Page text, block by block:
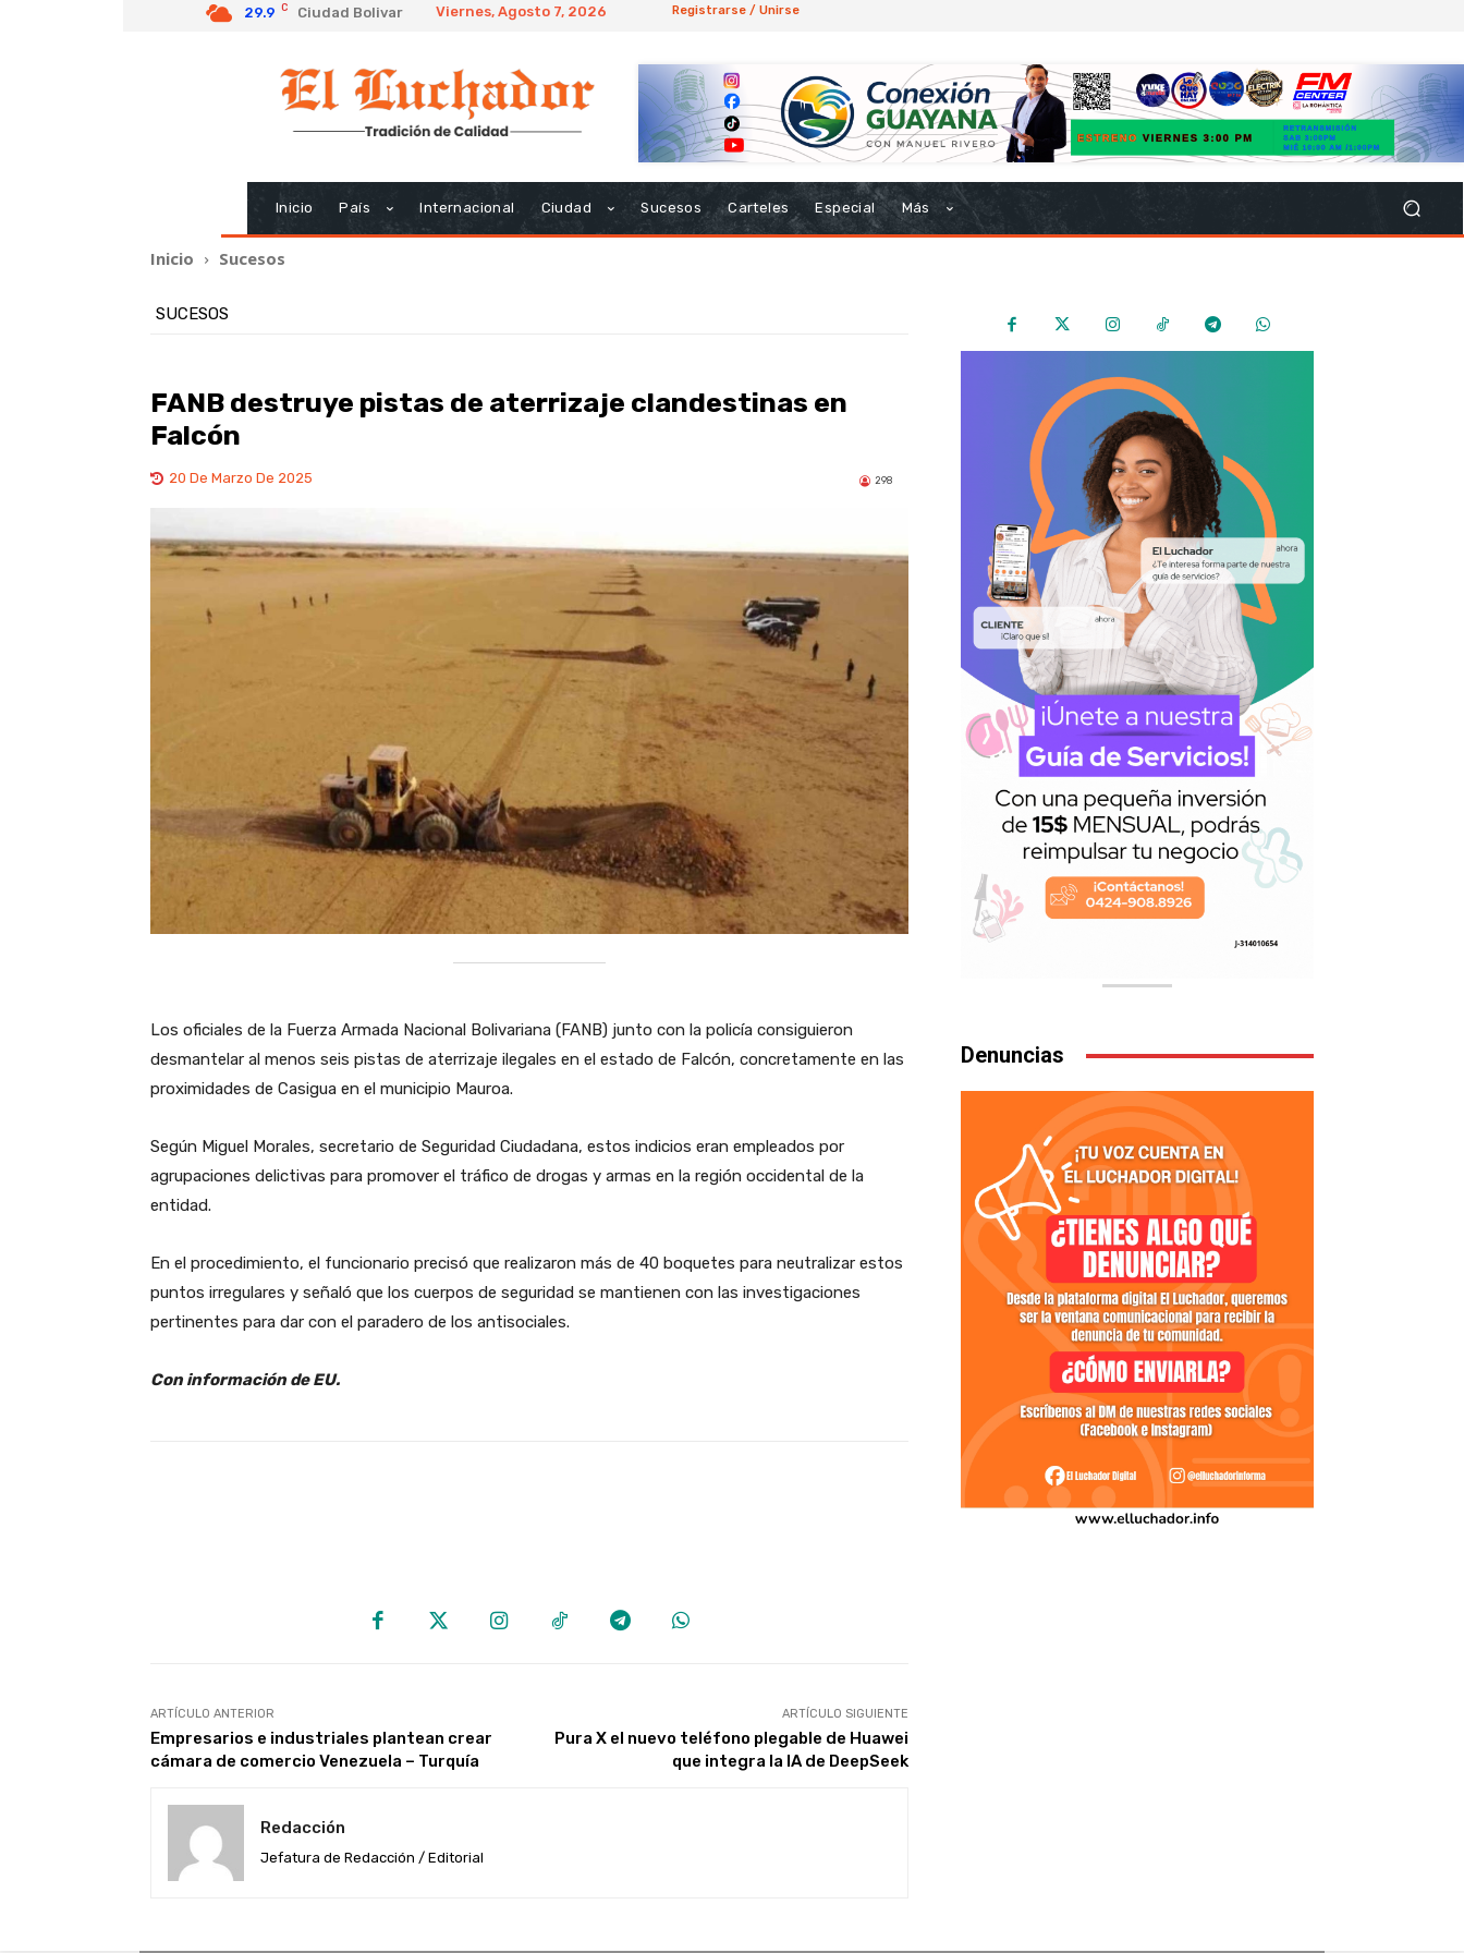
29.9 C Ciudad Bolivar Viernes, Agosto 7, 2026 Registrarse / Unirse
Inicio País Internacional Ciudad Sucesos Carteles Especial Más
Inicio Sucesos
SUCESOS
FANB destruye pistas de aterrizaje clandestinas en
Falcón
20 De Marzo De 2025 298
Los oficiales de la Fuerza Armada Nacional Bolivariana (FANB) junto con la policía consiguieron
desmantelar al menos seis pistas de aterrizaje ilegales en el estado de Falcón, concretamente en las
proximidades de Casigua en el municipio Mauroa.
Según Miguel Morales, secretario de Seguridad Ciudadana, estos indicios eran empleados por
agrupaciones delictivas para promover el tráfico de drogas y armas en la región occidental de la
entidad.
En el procedimiento, el funcionario precisó que realizaron más de 40 boquetes para neutralizar estos
puntos irregulares y señaló que los cuerpos de seguridad se mantienen con las investigaciones
pertinentes para dar con el paradero de los antisociales.
Con información de EU.
ARTÍCULO ANTERIOR
Empresarios e industriales plantean crear
cámara de comercio Venezuela – Turquía
ARTÍCULO SIGUIENTE
Pura X el nuevo teléfono plegable de Huawei
que integra la IA de DeepSeek
Redacción
Jefatura de Redacción / Editorial
Denuncias